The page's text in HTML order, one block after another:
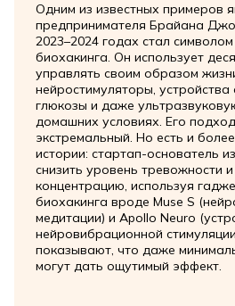
Одним из известных примеров
предпринимателя Брайана
2023–2024 годах стал
биохакинга. Он использует
управлять своим образом
нейростимуляторы, устройства
глюкозы и даже
домашних условиях. Его
экстремальный. Но есть и
истории: стартап-основатель
снизить уровень тревожности
концентрацию, используя
биохакинга вроде Muse S
медитации) и Apollo Neuro
нейровибрационной
показывают, что даже
могут дать ощутимый эффект.